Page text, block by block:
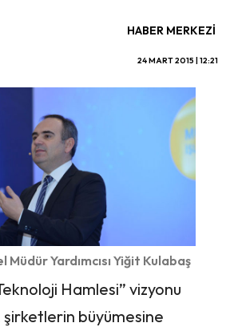
HABER MERKEZI
24 MART 2015 | 12:21
Yardımcısı Yiğit Kulabaş
Hamlesi” vizyonu
büyümesine